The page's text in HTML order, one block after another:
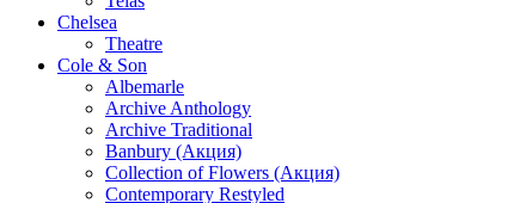
Chelsea
Theatre
Cole & Son
Albemarle
Archive Anthology
Archive Traditional
Banbury (Акция)
Collection of Flowers (Акция)
Contemporary Restyled